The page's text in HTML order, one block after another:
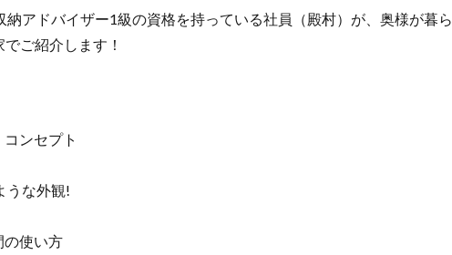
アドバイザー1級の資格を持っている社員（殿村）が、奥様が暮ら
ご紹介します！
ンセプト
な外観!
使い方